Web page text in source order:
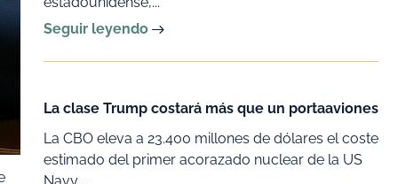
Seguir leyendo
La clase Trump costará más que un portaaviones
La CBO eleva a 23.400 millones de dólares el coste
estimado del primer acorazado nuclear de la US